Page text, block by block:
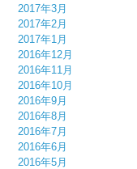
2017年3月
2017年2月
2017年1月
2016年12月
2016年11月
2016年10月
2016年9月
2016年8月
2016年7月
2016年6月
2016年5月